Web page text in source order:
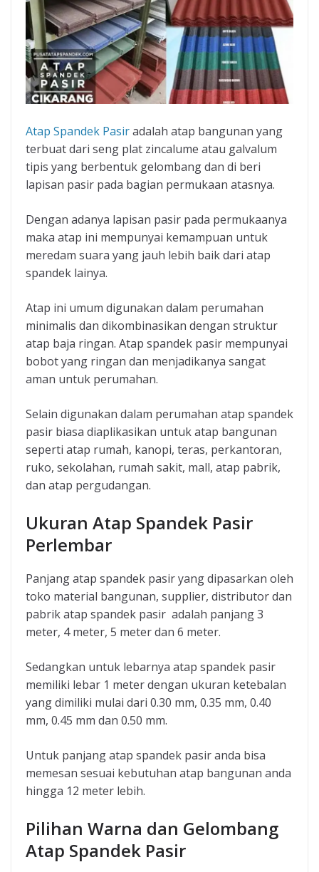
Atap Spandek Pasiradalah atap bangunan yang
terbuat dari seng plat zincalume atau galvalum
tipis yang berbentuk gelombang dan di beri
lapisan pasir pada bagian permukaan atasnya.
Dengan adanya lapisan pasir pada permukaanya
maka atap ini mempunyai kemampuan untuk
meredam suara yang jauh lebih baik dari atap
spandek lainya.
Atap ini umum digunakan dalam perumahan
minimalis dan dikombinasikan dengan struktur
atap baja ringan. Atap spandek pasir mempunyai
bobot yang ringan dan menjadikanya sangat
aman untuk perumahan.
Selain digunakan dalam perumahan atap spandek
pasir biasa diaplikasikan untuk atap bangunan
seperti atap rumah, kanopi, teras, perkantoran,
ruko, sekolahan, rumah sakit, mall, atap pabrik,
dan atap pergudangan.
Ukuran Atap Spandek Pasir
Perlembar
Panjang atap spandek pasir yang dipasarkan oleh
toko material bangunan, supplier, distributor dan
pabrik atap spandek pasir adalah panjang 3
meter, 4 meter, 5 meter dan 6 meter.
Sedangkan untuk lebarnya atap spandek pasir
memiliki lebar 1 meter dengan ukuran ketebalan
yang dimiliki mulai dari 0.30 mm, 0.35 mm, 0.40
mm, 0.45 mm dan 0.50 mm.
Untuk panjang atap spandek pasir anda bisa
memesan sesuai kebutuhan atap bangunan anda
hingga 12 meter lebih.
Pilihan Warna dan Gelombang
Atap Spandek Pasir